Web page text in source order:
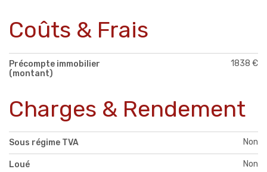
Coûts & Frais
Précompte immobilier
(montant)
1838 €
Charges & Rendement
Sous régime TVA Non
Loué Non